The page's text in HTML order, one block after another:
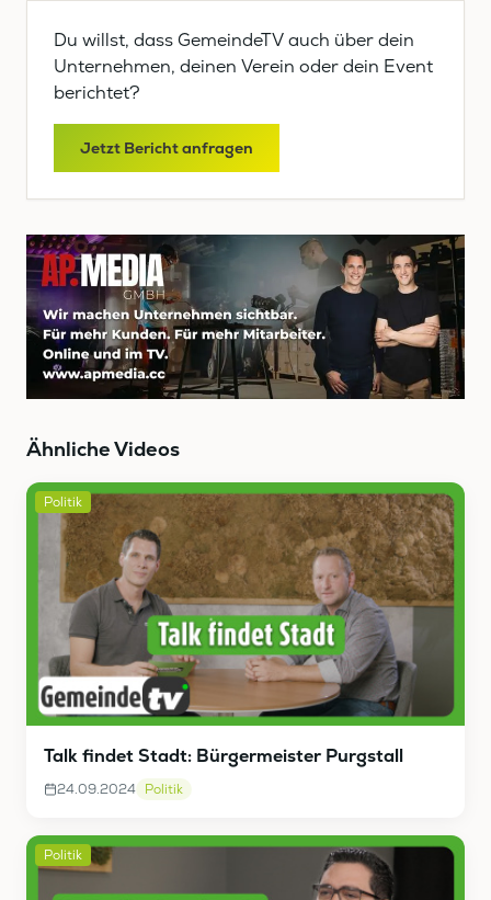
Du willst, dass GemeindeTV auch über dein
Unternehmen, deinen Verein oder dein Event
berichtet?
Jetzt Bericht anfragen
Ähnliche Videos
Politik
Talk findet Stadt: Bürgermeister Purgstall
24.09.2024 Politik
Politik